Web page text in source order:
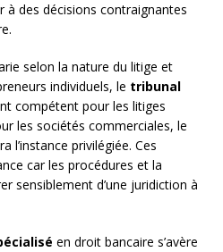
des décisions contraignantes
selon la nature du litige et
individuels, le tribunal
compétent pour les litiges
les sociétés commerciales, le
l’instance privilégiée. Ces
car les procédures et la
sensiblement d’une juridiction à
en droit bancaire s’avère